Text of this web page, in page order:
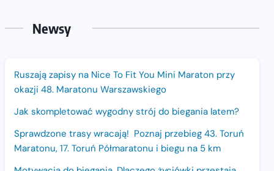
Newsy
Ruszają zapisy na Nice To Fit You Mini Maraton przy
okazji 48. Maratonu Warszawskiego
Jak skompletować wygodny strój do biegania latem?
Sprawdzone trasy wracają! Poznaj przebieg 43. Toruń
Maratonu, 17. Toruń Półmaratonu i biegu na 5 km